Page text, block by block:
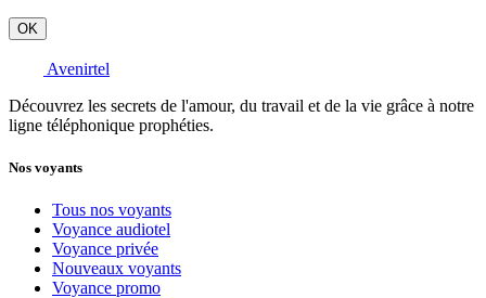
OK
Avenirtel
Découvrez les secrets de l'amour, du travail et de la vie grâce à notre
ligne téléphonique prophéties.
Nos voyants
Tous nos voyants
Voyance audiotel
Voyance privée
Nouveaux voyants
Voyance promo